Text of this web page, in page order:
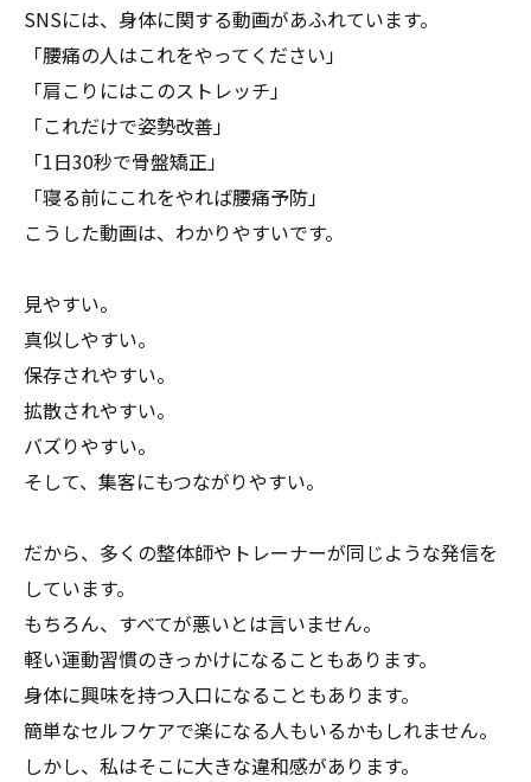
SNSには、身体に関する動画があふれています。
「腰痛の人はこれをやってください」
「肩こりにはこのストレッチ」
「これだけで姿勢改善」
「1日30秒で骨盤矯正」
「寝る前にこれをやれば腰痛予防」
こうした動画は、わかりやすいです。
見やすい。
真似しやすい。
保存されやすい。
拡散されやすい。
バズりやすい。
そして、集客にもつながりやすい。
だから、多くの整体師やトレーナーが同じような発信を
しています。
もちろん、すべてが悪いとは言いません。
軽い運動習慣のきっかけになることもあります。
身体に興味を持つ入口になることもあります。
簡単なセルフケアで楽になる人もいるかもしれません。
しかし、私はそこに大きな違和感があります。